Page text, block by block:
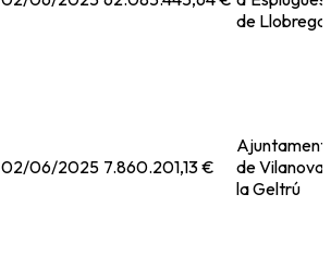
de
02/06/2025 7.860.201,13 €
Ajuntament
de Vilanova i
la Geltrú